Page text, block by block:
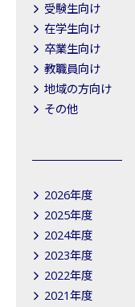
受験生向け
在学生向け
卒業生向け
教職員向け
地域の方向け
その他
2026年度
2025年度
2024年度
2023年度
2022年度
2021年度